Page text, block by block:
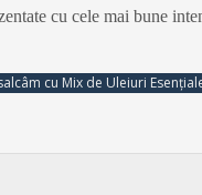
cu cele mai bune
cu Mix de Uleiuri